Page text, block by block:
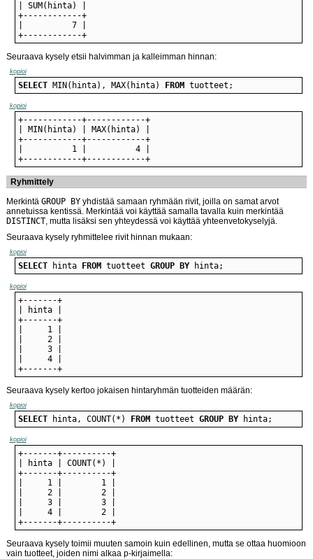
+------------+
Seuraava kysely etsii halvimman ja kalleimman hinnan:
kopioi
SELECT MIN(hinta), MAX(hinta) FROM tuotteet;
kopioi
+------------+------------+
Ryhmittely
Merkintä GROUP BY yhdistää samaan ryhmään rivit, joilla on samat arvot
annetuissa kentissä. Merkintää voi käyttää samalla tavalla kuin merkintää
DISTINCT, mutta lisäksi sen yhteydessä voi käyttää yhteenvetokyselyjä.
Seuraava kysely ryhmittelee rivit hinnan mukaan:
kopioi
SELECT hinta FROM tuotteet GROUP BY hinta;
kopioi
+-------+
Seuraava kysely kertoo jokaisen hintaryhmän tuotteiden määrän:
kopioi
SELECT hinta, COUNT(*) FROM tuotteet GROUP BY hinta;
kopioi
+-------+----------+
Seuraava kysely toimii muuten samoin kuin edellinen, mutta se ottaa huomioon
vain tuotteet, joiden nimi alkaa p-kirjaimella: